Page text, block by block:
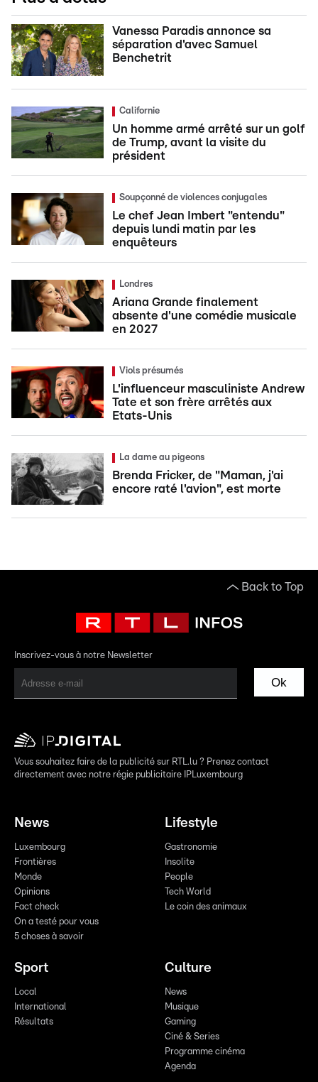
Vanessa Paradis annonce sa
séparation d'avec Samuel
Benchetrit
Californie
Un homme armé arrêté sur un golf
de Trump, avant la visite du
président
Soupçonné de violences conjugales
Le chef Jean Imbert "entendu"
depuis lundi matin par les
enquêteurs
Londres
Ariana Grande finalement
absente d'une comédie musicale
en 2027
Viols présumés
L'influenceur masculiniste Andrew
Tate et son frère arrêtés aux
Etats-Unis
La dame au pigeons
Brenda Fricker, de "Maman, j'ai
encore raté l'avion", est morte
Back to Top
Inscrivez-vous à notre Newsletter
Ok
Vous souhaitez faire de la publicité sur RTL.lu ? Prenez contact
directement avec notre régie publicitaire IPLuxembourg
News
Luxembourg
Frontières
Monde
Opinions
Fact check
On a testé pour vous
5 choses à savoir
Lifestyle
Gastronomie
Insolite
People
Tech World
Le coin des animaux
Sport
Local
International
Résultats
Culture
News
Musique
Gaming
Ciné & Series
Programme cinéma
Agenda